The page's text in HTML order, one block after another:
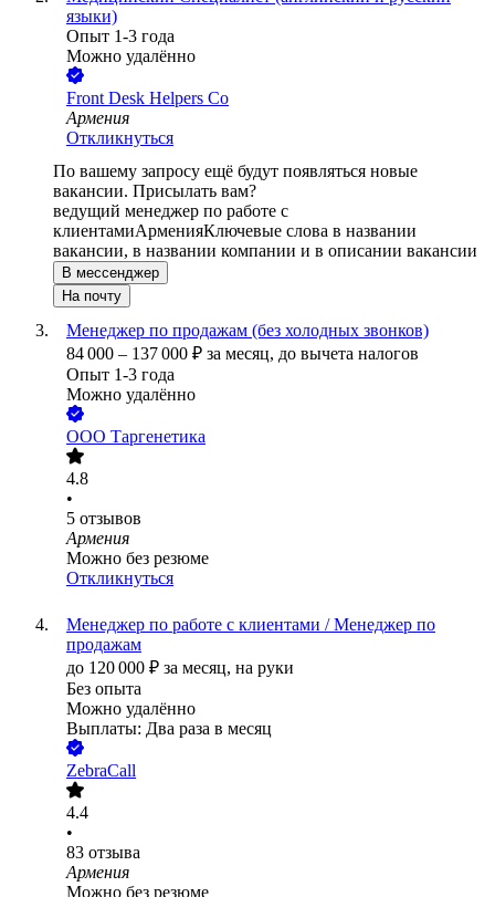
языки)
Опыт 1-3 года
Можно удалённо
Front Desk Helpers Co
Армения
Откликнуться
По вашему запросу ещё будут появляться новые
вакансии. Присылать вам?
ведущий менеджер по работе с
клиентамиАрменияКлючевые слова в названии
вакансии, в названии компании и в описании вакансии
В мессенджер
На почту
Менеджер по продажам (без холодных звонков)
84 000 – 137 000 ₽ за месяц, до вычета налогов
Опыт 1-3 года
Можно удалённо
ООО Таргенетика
4.8
•
5 отзывов
Армения
Можно без резюме
Откликнуться
Менеджер по работе с клиентами / Менеджер по
продажам
до 120 000 ₽ за месяц, на руки
Без опыта
Можно удалённо
Выплаты: Два раза в месяц
ZebraCall
4.4
•
83 отзыва
Армения
Можно без резюме